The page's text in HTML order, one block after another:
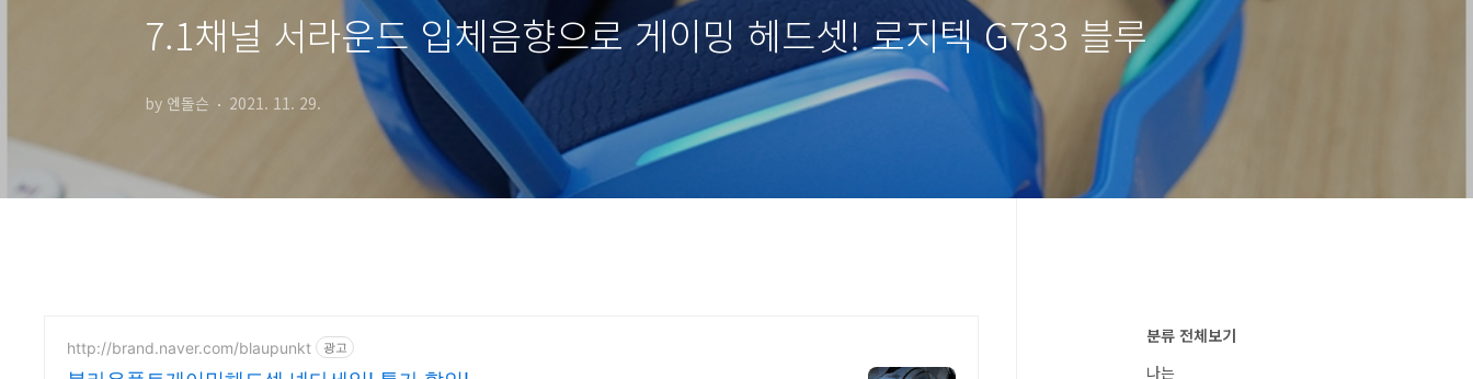
7.1채널 서라운드 입체음향으로 게이밍 헤드셋! 로지텍 G733 블루
by 엔돌슨 2021. 11. 29.
http://brand.naver.com/blaupunkt 광고
분류 전체보기
나는